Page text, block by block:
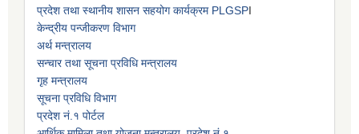
प्रदेश तथा स्थानीय शासन सहयोग कार्यक्रम PLGSPI
केन्द्रीय पन्जीकरण विभाग
अर्थ मन्त्रालय
सन्चार तथा सूचना प्रविधि मन्त्रालय
गृह मन्त्रालय
सूचना प्रविधि विभाग
प्रदेश नं.१ पोर्टल